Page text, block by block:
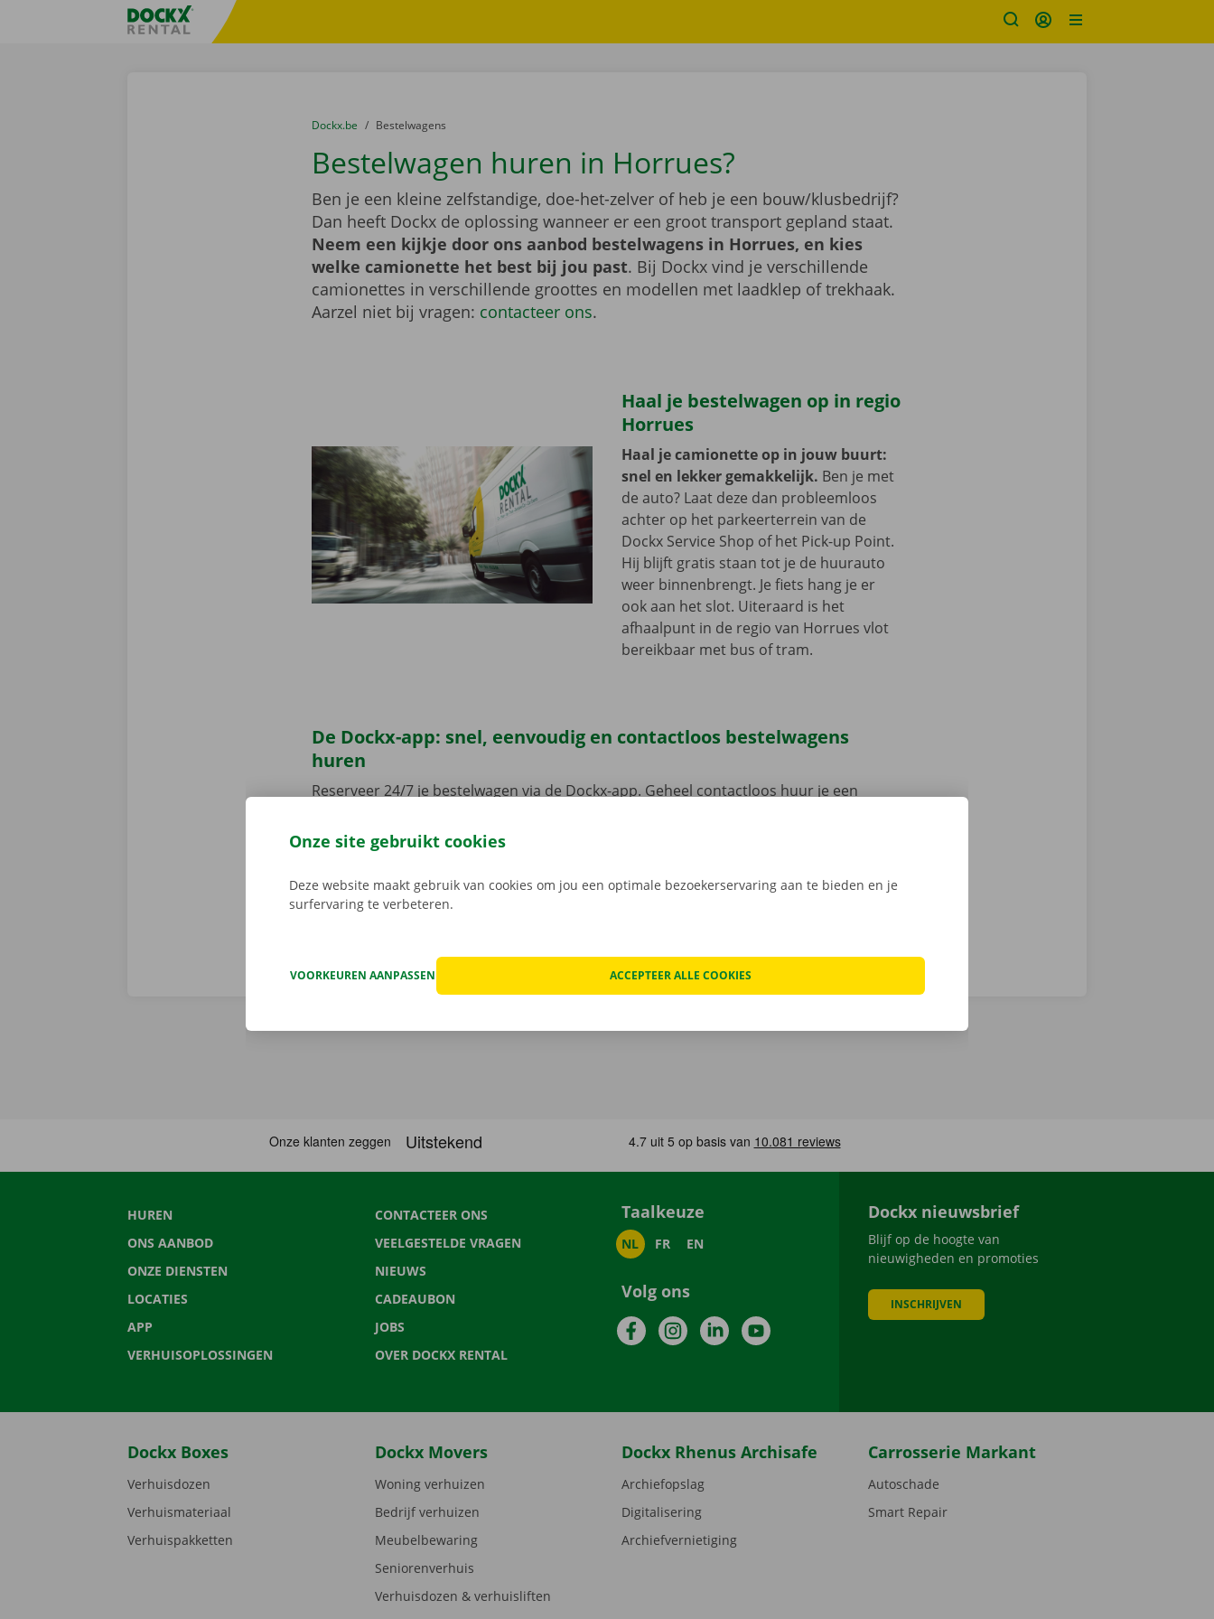
Taalselectie overslaanFratello DEMO
U bevindt zich hier:
van
Dockx.be naar
Bestelwagens
Bestelwagen huren in Horrues?
Ben je een kleine zelfstandige, doe-het-zelver of heb je een bouw/klusbedrijf?
Dan heeft Dockx de oplossing wanneer er een groot transport gepland staat.
Neem een kijkje door ons aanbod bestelwagens in Horrues, en kies
welke camionette het best bij jou past. Bij Dockx vind je verschillende
camionettes in verschillende groottes en modellen met laadklep of trekhaak.
Aarzel niet bij vragen: contacteer ons.
Haal je bestelwagen op in regio
Horrues
Haal je camionette op in jouw buurt:
snel en lekker gemakkelijk. Ben je met
de auto? Laat deze dan probleemloos
achter op het parkeerterrein van de
Dockx Service Shop of het Pick-up Point.
Hij blijft gratis staan tot je de huurauto
weer binnenbrengt. Je fiets hang je er
ook aan het slot. Uiteraard is het
afhaalpunt in de regio van Horrues vlot
bereikbaar met bus of tram.
De Dockx-app: snel, eenvoudig en contactloos bestelwagens
huren
Reserveer 24/7 je bestelwagen via de Dockx-app. Geheel contactloos huur je een
je afhaalpunt, maak je keuze uit het aanbod voertuigen, reken af en je bent klaar om te
vertrekken. Download de gratis app nu voor
HUREN
ONS AANBOD
ONZE DIENSTEN
LOCATIES
APP
VERHUISOPLOSSINGEN
CONTACTEER ONS
VEELGESTELDE VRAGEN
NIEUWS
CADEAUBON
JOBS
OVER DOCKX RENTAL
Taalkeuze
NL FR EN
Volg ons
FacebookInstagramLinkedInYouTube
Dockx nieuwsbrief
Blijf op de hoogte van
nieuwigheden en promoties
INSCHRIJVEN
Dockx Boxes
Verhuisdozen
Verhuismateriaal
Verhuispakketten
Dockx Movers
Woning verhuizen
Bedrijf verhuizen
Meubelbewaring
Seniorenverhuis
Verhuisdozen & verhuisliften
Dockx Rhenus Archisafe
Archiefopslag
Digitalisering
Archiefvernietiging
Carrosserie Markant
Autoschade
Smart Repair
Onze site gebruikt cookies
Deze website maakt gebruik van cookies om jou een optimale bezoekerservaring aan te bieden en je
surfervaring te verbeteren.
VOORKEUREN AANPASSEN ACCEPTEER ALLE COOKIES